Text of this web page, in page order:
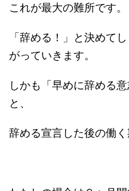
これが最大の難所です。
「辞める！」と決めて
がっていきます。
しかも「早めに辞める
と、
辞める宣言した後の働く